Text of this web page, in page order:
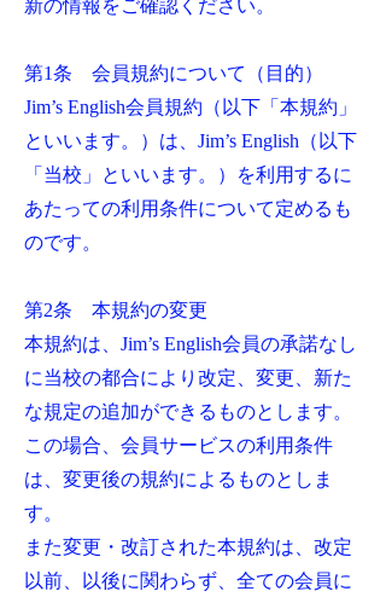
新の情報をご確認ください。
第1条 会員規約について（目的）
Jim’s English会員規約（以下「本規約」
といいます。）は、Jim’s English（以下
「当校」といいます。）を利用するに
あたっての利用条件について定めるも
のです。
第2条 本規約の変更
本規約は、Jim’s English会員の承諾なし
に当校の都合により改定、変更、新た
な規定の追加ができるものとします。
この場合、会員サービスの利用条件
は、変更後の規約によるものとしま
す。
また変更・改訂された本規約は、改定
以前、以後に関わらず、全ての会員に